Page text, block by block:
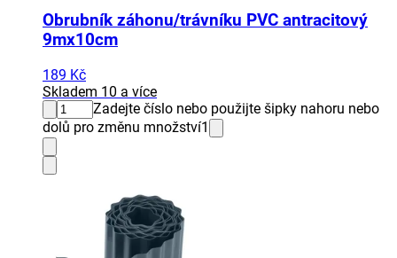
Obrubník záhonu/trávníku PVC antracitový
9mx10cm
189 Kč
Skladem 10 a více
Zadejte číslo nebo použijte šipky nahoru nebo
dolů pro změnu množství1